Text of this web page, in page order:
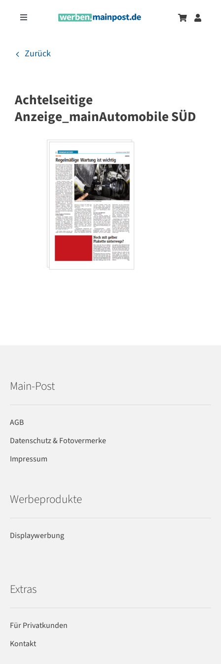
InhaltToggle
Onlinewerbung
Zurück
Achtelseitige
Anzeige_mainAutomobile SÜD
Main-Post
AGB
Datenschutz & Fotovermerke
Impressum
Werbeprodukte
Displaywerbung
Extras
Für Privatkunden
Kontakt